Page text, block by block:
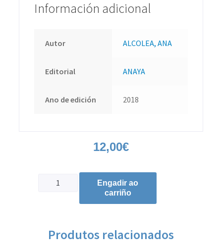
Información adicional
Autor ALCOLEA, ANA
Editorial ANAYA
Ano de edición 2018
12,00€
Engadir ao
carriño
Produtos relacionados